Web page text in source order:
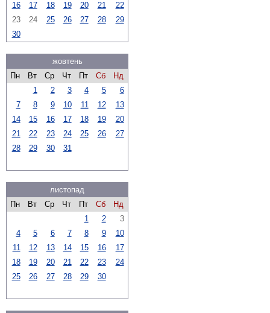
16
17 18 19 20 21
22
23
24 25 26 27 28
29
30
жовтень
Пн
Вт Ср Чт Пт Сб
Нд
1
2 3 4 5
6
7
8 9 10 11 12
13
14
15 16 17 18 19
20
21
22 23 24 25 26
27
28
29 30 31
листопад
Пн
Вт Ср Чт Пт Сб
Нд
1
2
3
4
5 6 7 8 9
10
11
12 13 14 15 16
17
18
19 20 21 22 23
24
25
26 27 28 29 30